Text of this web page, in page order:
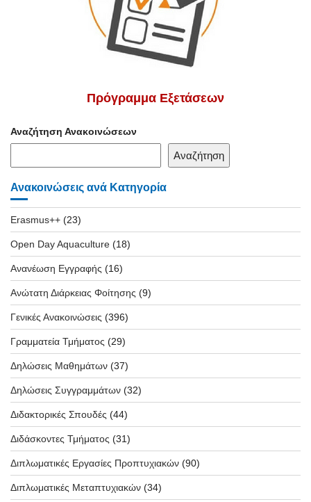
Πρόγραμμα Εξετάσεων
Αναζήτηση Ανακοινώσεων
Αναζήτηση
Ανακοινώσεις ανά Κατηγορία
Erasmus++ (23)
Open Day Aquaculture (18)
Ανανέωση Εγγραφής (16)
Ανώτατη Διάρκειας Φοίτησης (9)
Γενικές Ανακοινώσεις (396)
Γραμματεία Τμήματος (29)
Δηλώσεις Μαθημάτων (37)
Δηλώσεις Συγγραμμάτων (32)
Διδακτορικές Σπουδές (44)
Διδάσκοντες Τμήματος (31)
Διπλωματικές Εργασίες Προπτυχιακών (90)
Διπλωματικές Μεταπτυχιακών (34)